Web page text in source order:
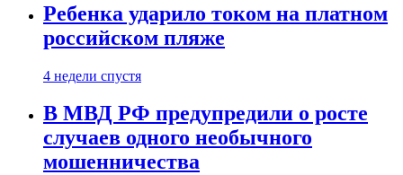
Ребенка ударило током на платном
российском пляже
4 недели спустя
В МВД РФ предупредили о росте
случаев одного необычного
мошенничества